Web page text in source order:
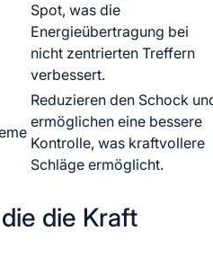
Spot, was die
Energieübertragung bei
nicht zentrierten Treffern
verbessert.
Reduzieren den Schock
ermöglichen eine bessere
Kontrolle, was kraftvollere
Schläge ermöglicht.
die Kraft